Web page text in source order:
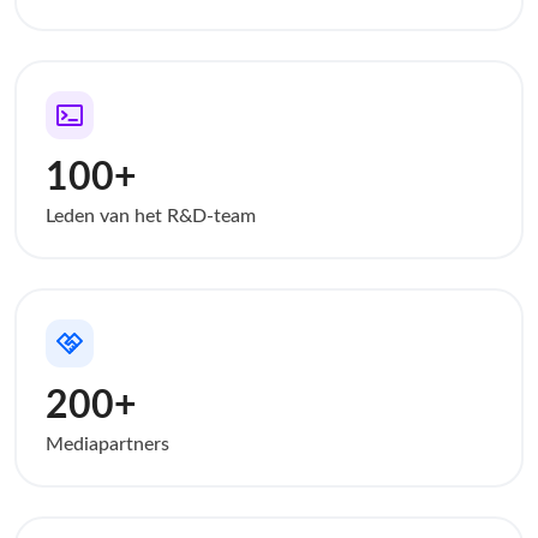
100+
Leden van het R&D-team
200+
Mediapartners